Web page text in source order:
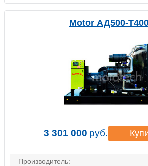
Motor АД500-
3 301 000 руб.
Производитель: